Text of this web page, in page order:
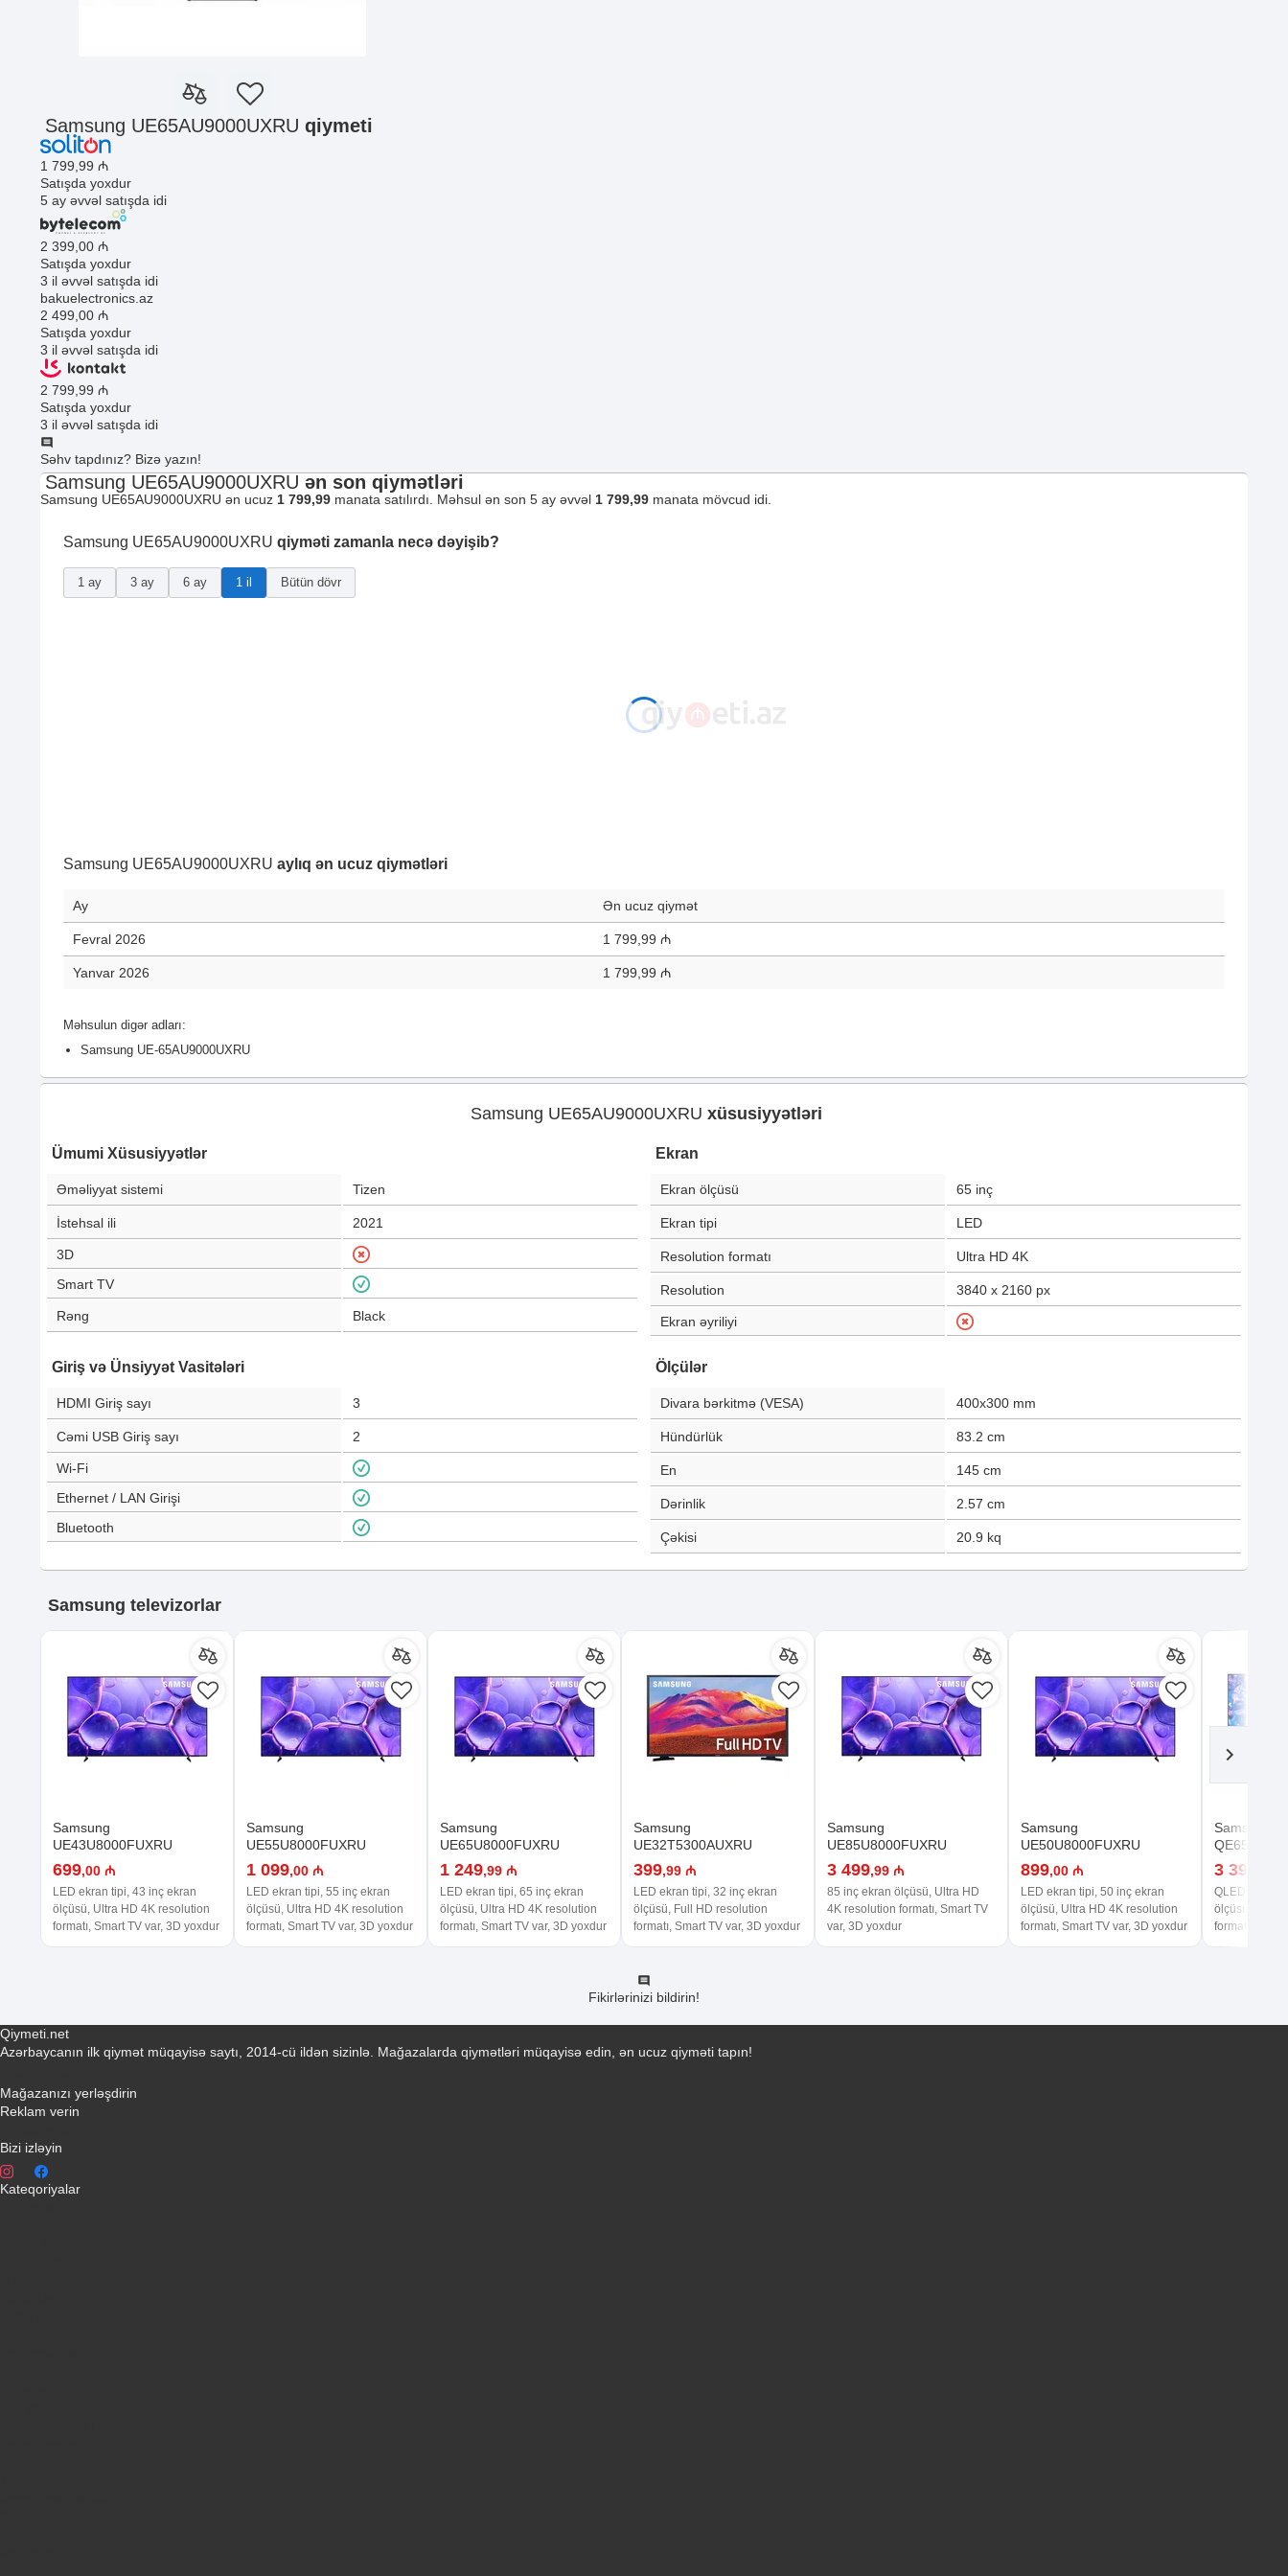
Samsung UE65AU9000UXRU qiymeti
1 799 ,99 ₼
Satışda yoxdur
5 ay əvvəl satışda idi
2 399 ,00 ₼
Satışda yoxdur
3 il əvvəl satışda idi
bakuelectronics.az
2 499 ,00 ₼
Satışda yoxdur
3 il əvvəl satışda idi
2 799 ,99 ₼
Satışda yoxdur
3 il əvvəl satışda idi
Səhv tapdınız? Bizə yazın!
Samsung UE65AU9000UXRU ən son qiymətləri
Samsung UE65AU9000UXRU ən ucuz 1 799,99 manata satılırdı. Məhsul ən son 5 ay əvvəl 1 799,99 manata mövcud idi.
Samsung UE65AU9000UXRU qiyməti zamanla necə dəyişib?
1 ay 3 ay 6 ay 1 il Bütün dövr
Samsung UE65AU9000UXRU aylıq ən ucuz qiymətləri
Ay Ən ucuz qiymət
Fevral 2026 1 799,99 ₼
Yanvar 2026 1 799,99 ₼
Məhsulun digər adları:
Samsung UE-65AU9000UXRU
Samsung UE65AU9000UXRU xüsusiyyətləri
Ümumi Xüsusiyyətlər
Əməliyyat sistemi Tizen
İstehsal ili 2021
3D
Smart TV
Rəng Black
Ekran
Ekran ölçüsü 65 inç
Ekran tipi LED
Resolution formatı Ultra HD 4K
Resolution 3840 x 2160 px
Ekran əyriliyi
Giriş və Ünsiyyət Vasitələri
HDMI Giriş sayı 3
Cəmi USB Giriş sayı 2
Wi-Fi
Ethernet / LAN Girişi
Bluetooth
Ölçülər
Divara bərkitmə (VESA) 400x300 mm
Hündürlük 83.2 cm
En 145 cm
Dərinlik 2.57 cm
Çəkisi 20.9 kq
Samsung televizorlar
Samsung
UE43U8000FUXRU
699,00 ₼
LED ekran tipi, 43 inç ekran
ölçüsü, Ultra HD 4K resolution
formatı, Smart TV var, 3D yoxdur
Samsung
UE55U8000FUXRU
1 099,00 ₼
LED ekran tipi, 55 inç ekran
ölçüsü, Ultra HD 4K resolution
formatı, Smart TV var, 3D yoxdur
Samsung
UE65U8000FUXRU
1 249,99 ₼
LED ekran tipi, 65 inç ekran
ölçüsü, Ultra HD 4K resolution
formatı, Smart TV var, 3D yoxdur
Samsung
UE32T5300AUXRU
399,99 ₼
LED ekran tipi, 32 inç ekran
ölçüsü, Full HD resolution
formatı, Smart TV var, 3D yoxdur
Samsung
UE85U8000FUXRU
3 499,99 ₼
85 inç ekran ölçüsü, Ultra HD
4K resolution formatı, Smart TV
var, 3D yoxdur
Samsung
UE50U8000FUXRU
899,00 ₼
LED ekran tipi, 50 inç ekran
ölçüsü, Ultra HD 4K resolution
formatı, Smart TV var, 3D yoxdur
Samsung
3 399
QLED ekran
ölçüsü, Ultra
formatı,
Fikirlərinizi bildirin!
Qiymeti.net
Azərbaycanın ilk qiymət müqayisə saytı, 2014-cü ildən sizinlə. Mağazalarda qiymətləri müqayisə edin, ən ucuz qiyməti tapın!
Mağazanızı yerləşdirin
Reklam verin
Bizi izləyin
Kateqoriyalar